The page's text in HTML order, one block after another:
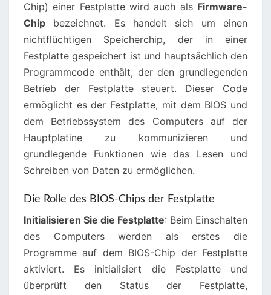
Chip) einer Festplatte wird auch als Firmware-
Chip bezeichnet. Es handelt sich um einen
nichtflüchtigen Speicherchip, der in einer
Festplatte gespeichert ist und hauptsächlich den
Programmcode enthält, der den grundlegenden
Betrieb der Festplatte steuert. Dieser Code
ermöglicht es der Festplatte, mit dem BIOS und
dem Betriebssystem des Computers auf der
Hauptplatine zu kommunizieren und
grundlegende Funktionen wie das Lesen und
Schreiben von Daten zu ermöglichen.
Die Rolle des BIOS-Chips der Festplatte
Initialisieren Sie die Festplatte: Beim Einschalten
des Computers werden als erstes die
Programme auf dem BIOS-Chip der Festplatte
aktiviert. Es initialisiert die Festplatte und
überprüft den Status der Festplatte,